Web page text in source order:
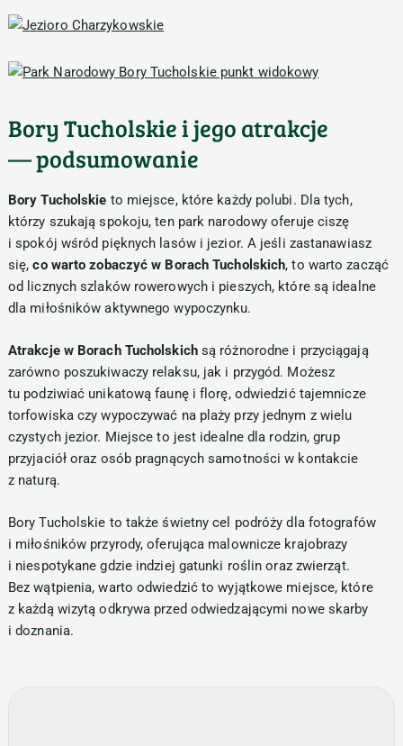
Bory Tucholskie i jego atrakcje
— podsumowanie
Bory Tucholskie to miejsce, które każdy polubi. Dla tych,
którzy szukają spokoju, ten park narodowy oferuje ciszę
i spokój wśród pięknych lasów i jezior. A jeśli zastanawiasz
się,co warto zobaczyć w Borach Tucholskich, to warto zacząć
od licznych szlaków rowerowych i pieszych, które są idealne
dla miłośników aktywnego wypoczynku.
Atrakcje w Borach Tucholskichsą różnorodne i przyciągają
zarówno poszukiwaczy relaksu, jak i przygód. Możesz
tu podziwiać unikatową faunę i florę, odwiedzić tajemnicze
torfowiska czy wypoczywać na plaży przy jednym z wielu
czystych jezior. Miejsce to jest idealne dla rodzin, grup
przyjaciół oraz osób pragnących samotności w kontakcie
z naturą.
Bory Tucholskie to także świetny cel podróży dla fotografów
i miłośników przyrody, oferująca malownicze krajobrazy
i niespotykane gdzie indziej gatunki roślin oraz zwierząt.
Bez wątpienia, warto odwiedzić to wyjątkowe miejsce, które
z każdą wizytą odkrywa przed odwiedzającymi nowe skarby
i doznania.